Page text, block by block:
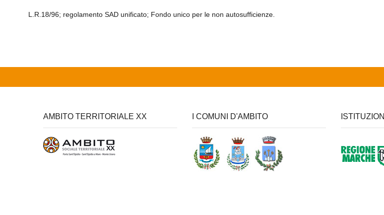
L.R.18/96; regolamento SAD unificato; Fondo unico per le non autosufficienze.
AMBITO TERRITORIALE XX I COMUNI D'AMBITO ISTITUZIONI